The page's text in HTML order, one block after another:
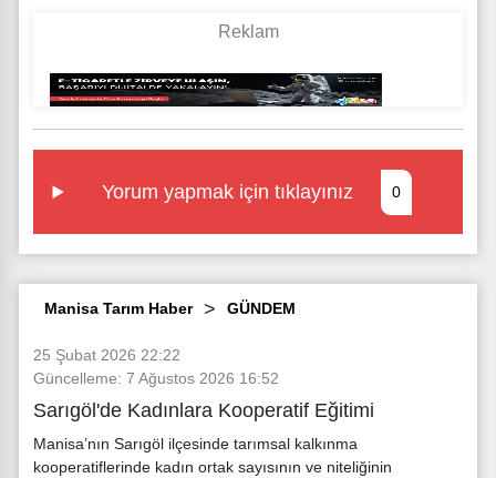
Yorum yapmak için tıklayınız 0
Manisa Tarım Haber GÜNDEM
25 Şubat 2026 22:22
Güncelleme: 7 Ağustos 2026 16:52
Sarıgöl'de Kadınlara Kooperatif Eğitimi
Manisa’nın Sarıgöl ilçesinde tarımsal kalkınma
kooperatiflerinde kadın ortak sayısının ve niteliğinin